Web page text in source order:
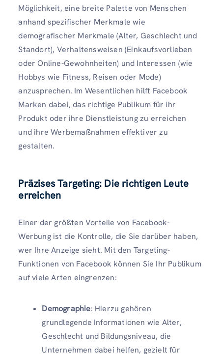
Möglichkeit, eine breite Palette von Menschen
anhand spezifischer Merkmale wie
demografischer Merkmale (Alter, Geschlecht und
Standort), Verhaltensweisen (Einkaufsvorlieben
oder Online-Gewohnheiten) und Interessen (wie
Hobbys wie Fitness, Reisen oder Mode)
anzusprechen. Im Wesentlichen hilft Facebook
Marken dabei, das richtige Publikum für ihr
Produkt oder ihre Dienstleistung zu erreichen
und ihre Werbemaßnahmen effektiver zu
gestalten.
Präzises Targeting: Die richtigen Leute
erreichen
Einer der größten Vorteile von Facebook-
Werbung ist die Kontrolle, die Sie darüber haben,
wer Ihre Anzeige sieht. Mit den Targeting-
Funktionen von Facebook können Sie Ihr Publikum
auf viele Arten eingrenzen:
Demographie: Hierzu gehören
grundlegende Informationen wie Alter,
Geschlecht und Bildungsniveau, die
Unternehmen dabei helfen, gezielt für